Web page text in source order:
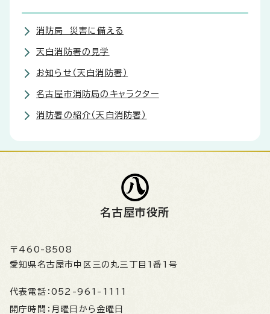
消防局 災害に備える
天白消防署の見学
お知らせ（天白消防署）
名古屋市消防局のキャラクター
消防署の紹介（天白消防署）
名古屋市役所
〒460-8508
愛知県名古屋市中区三の丸三丁目1番1号
代表電話： 052-961-1111
開庁時間： 月曜日から金曜日